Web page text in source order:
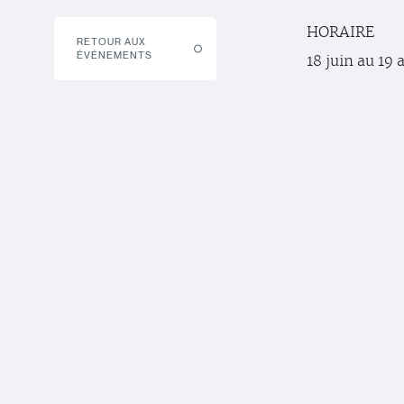
RETOUR AUX
ÉVÉNEMENTS
HORAIRE
18 juin au 19